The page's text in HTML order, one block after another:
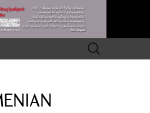
Search
for: